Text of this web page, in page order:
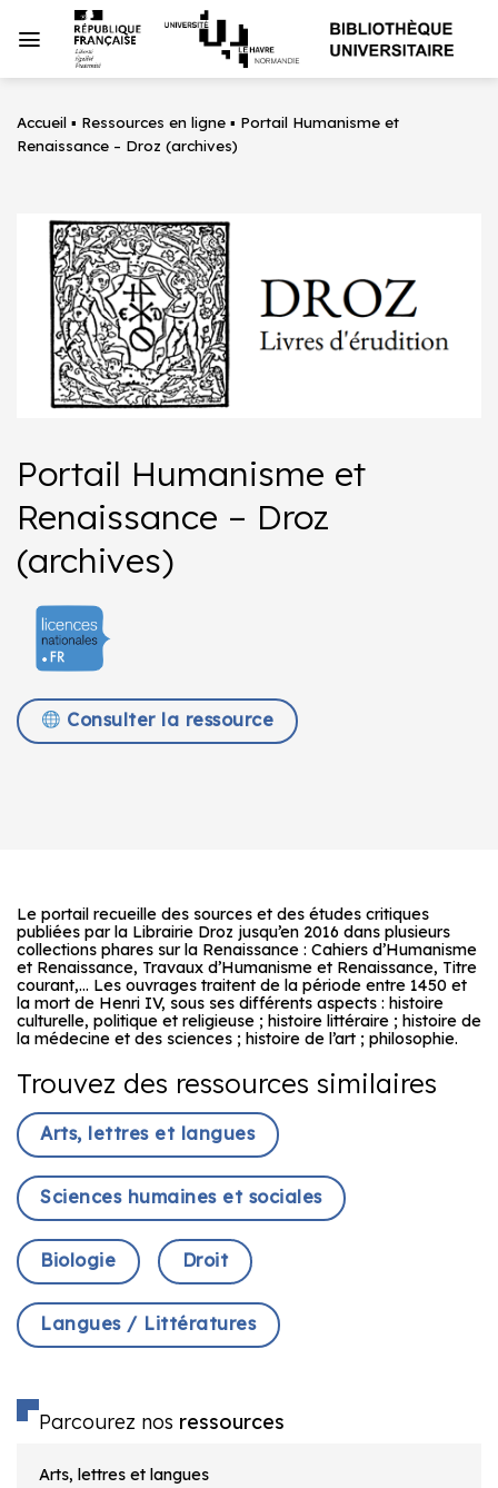
au
Accueil ▪ Ressources en ligne ▪ Portail Humanisme et
Renaissance – Droz (archives)
Portail Humanisme et
Renaissance – Droz
(archives)
Consulter la ressource
Le portail recueille des sources et des études critiques
publiées par la Librairie Droz jusqu’en 2016 dans plusieurs
collections phares sur la Renaissance : Cahiers d’Humanisme
et Renaissance, Travaux d’Humanisme et Renaissance, Titre
courant,… Les ouvrages traitent de la période entre 1450 et
la mort de Henri IV, sous ses différents aspects : histoire
culturelle, politique et religieuse ; histoire littéraire ; histoire de
la médecine et des sciences ; histoire de l’art ; philosophie.
Trouvez des ressources similaires
Arts, lettres et langues
Sciences humaines et sociales
Biologie Droit
Langues / Littératures
Parcourez nos ressources
Arts, lettres et langues